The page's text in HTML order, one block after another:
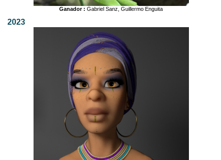
Ganador : Gabriel Sanz, Guillermo Enguita
2023